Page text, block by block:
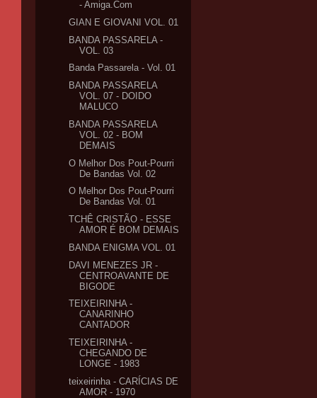
- Amiga.Com
GIAN E GIOVANI VOL. 01
BANDA PASSARELA -
VOL. 03
Banda Passarela - Vol. 01
BANDA PASSARELA
VOL. 07 - DOIDO
MALUCO
BANDA PASSARELA
VOL. 02 - BOM
DEMAIS
O Melhor Dos Pout-Pourri
De Bandas Vol. 02
O Melhor Dos Pout-Pourri
De Bandas Vol. 01
TCHÊ CRISTÃO - ESSE
AMOR É BOM DEMAIS
BANDA ENIGMA VOL. 01
DAVI MENEZES JR -
CENTROAVANTE DE
BIGODE
TEIXEIRINHA -
CANARINHO
CANTADOR
TEIXEIRINHA -
CHEGANDO DE
LONGE - 1983
teixeirinha - CARÍCIAS DE
AMOR - 1970